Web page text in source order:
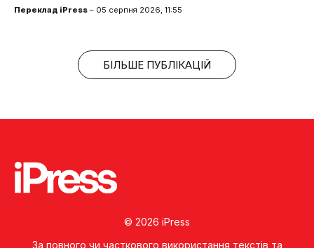
Переклад iPress – 05 серпня 2026, 11:55
БІЛЬШЕ ПУБЛІКАЦІЙ
© 2026 iPress
За повного чи часткового використання текстів та